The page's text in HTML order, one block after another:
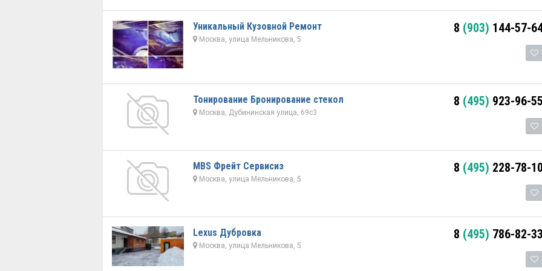
Уникальный Кузовной Ремонт
Москва, улица Мельникова, 5
8 (903) 144-57-
Тонирование Бронирование стекол
Москва, Дубининская улица, 69с3
8 (495) 923-96-55
МBS Фрейт Сервисиз
Москва, улица Мельникова, 5
8 (495) 228-78-10
Lexus Дубровка
Москва, улица Мельникова, 5
8 (495) 786-82-33